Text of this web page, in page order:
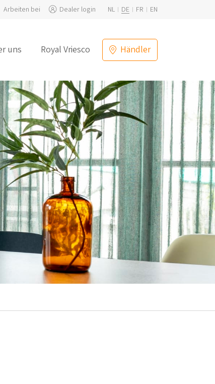
Arbeiten bei Dealer login NL DE FR EN
uns Royal Vriesco Händler